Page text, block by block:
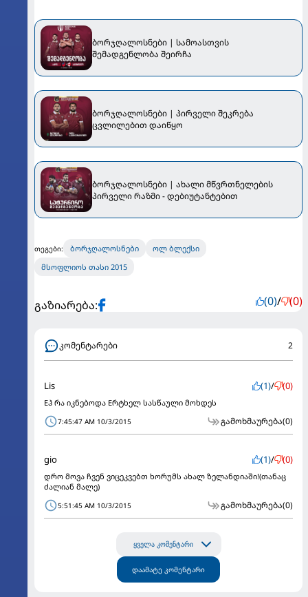
ბორჯღალოსნები | სამოასთვის
შემადგენლობა შეირჩა
ბორჯღალოსნები | პირველი შეკრება
ცვლილებით დაიწყო
ბორჯღალოსნები | ახალი მწვრთნელების
პირველი რაზმი - დებიუტანტებით
თეგები: ბორჯღალოსნები
ოლ ბლექსი
მსოფლიოს თასი 2015
გაზიარება: (0)/ (0)
კომენტარები 2
Lis (1)/ (0)
Eჰ რა იკნებოდა Eრტხელ სასწაული მოხდეს
7:45:47 AM 10/3/2015 გამოხმაურება(0)
gio (1)/ (0)
დრო მოვა ჩვენ ვიცეკვებთ ხორუმს ახალ ზელანდიაში!(თანაც
ძალიან მალე)
5:51:45 AM 10/3/2015 გამოხმაურება(0)
ყველა კომენტარი
დაამატე კომენტარი